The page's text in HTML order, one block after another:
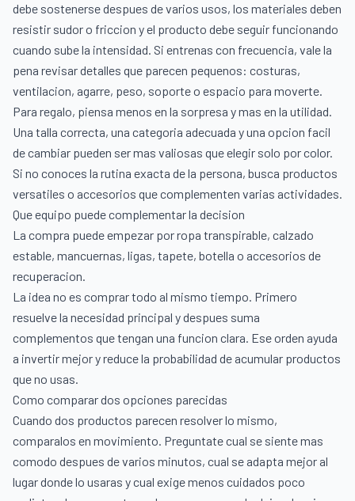
debe sostenerse despues de varios usos, los materiales deben
resistir sudor o friccion y el producto debe seguir funcionando
cuando sube la intensidad. Si entrenas con frecuencia, vale la
pena revisar detalles que parecen pequenos: costuras,
ventilacion, agarre, peso, soporte o espacio para moverte.
Para regalo, piensa menos en la sorpresa y mas en la utilidad.
Una talla correcta, una categoria adecuada y una opcion facil
de cambiar pueden ser mas valiosas que elegir solo por color.
Si no conoces la rutina exacta de la persona, busca productos
versatiles o accesorios que complementen varias actividades.
Que equipo puede complementar la decision
La compra puede empezar por ropa transpirable, calzado
estable, mancuernas, ligas, tapete, botella o accesorios de
recuperacion.
La idea no es comprar todo al mismo tiempo. Primero
resuelve la necesidad principal y despues suma
complementos que tengan una funcion clara. Ese orden ayuda
a invertir mejor y reduce la probabilidad de acumular productos
que no usas.
Como comparar dos opciones parecidas
Cuando dos productos parecen resolver lo mismo,
comparalos en movimiento. Preguntate cual se siente mas
comodo despues de varios minutos, cual se adapta mejor al
lugar donde lo usaras y cual exige menos cuidados poco